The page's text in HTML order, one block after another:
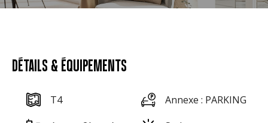
DÉTAILS & ÉQUIPEMENTS
T4
Annexe : PARKING